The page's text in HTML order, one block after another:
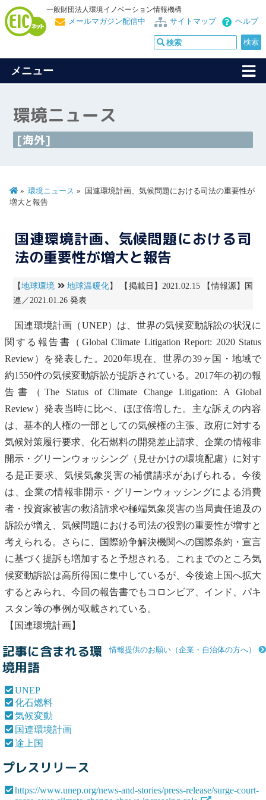
一般財団法人環境イノベーション情報機構
ヘルプ
サイトマップ
メールマガジン配信中
メニュー
環境ニュース
[海外]
環境ニュース
国連環境計画、気候問題における司法の重要性が
増大と報告
国連環境計画、気候問題における司
法の重要性が増大と報告
【地球環境 地球温暖化】 【掲載日】2021.02.15 【情報源】国
連／2021.01.26 発表
国連環境計画 （UNEP）は、世界の気候変動訴訟の状況に
関する報告書（Global Climate Litigation Report: 2020 Status
Review）を発表した。2020年現在、世界の39ヶ国・地域で
約1550件の気候変動訴訟が提訴されている。2017年の初の報
告書（The Status of Climate Change Litigation: A Global
Review）発表当時に比べ、ほぼ倍増した。主な訴えの内容
は、基本的人権の一部としての気候権の主張、政府に対する
気候対策履行要求、 化石燃料の開発差止請求、企業の情報非
開示・グリーンウォッシング（見せかけの環境配慮）に対す
る是正要求、気候気象災害の補償請求があげられる。今後
は、企業の情報非開示・グリーンウォッシングによる消費
者・投資家被害の救済請求や極端気象災害の当局責任追及の
訴訟が増え、気候問題における司法の役割の重要性が増すと
考えられる。さらに、国際紛争解決機関への国際条約・宣言
に基づく提訴も増加すると予想される。これまでのところ気
候変動訴訟は高所得国に集中しているが、今後途上国へ拡大
するとみられ、今回の報告書でもコロンビア、インド、パキ
スタン等の事例が収載されている。
【 国連環境計画】
情報提供のお願い（企業・自治体の方へ）
記事に含まれる環
境用語
UNEP
化石燃料
気候変動
国連環境計画
途上国
プレスリリース
https://www.unep.org/news-and-stories/press-release/surge-court-